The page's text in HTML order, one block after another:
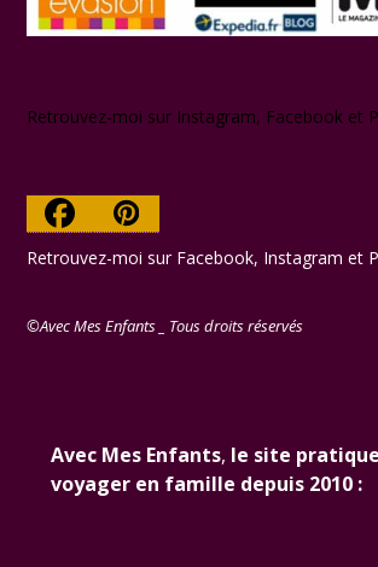
Retrouvez-moi sur Instagram, Facebook et
FacebookPinterest
Retrouvez-moi sur Facebook, Instagram et
©Avec Mes Enfants _ Tous droits réservés
Avec Mes Enfants, le site
voyager en famille depuis 2010 :